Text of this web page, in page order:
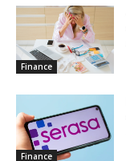
Finance
Finance